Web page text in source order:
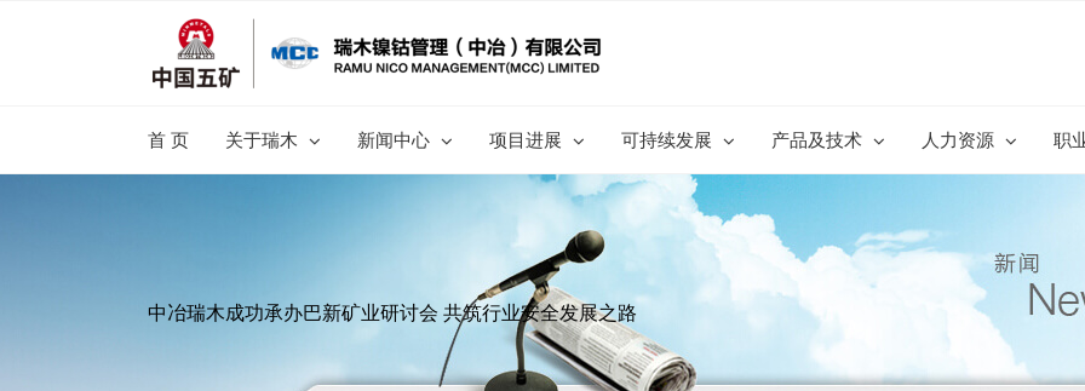
首 页 关于瑞木 新闻中心 项目进展 可持续发展 产品及技术 人力资源 职
中冶瑞木成功承办巴新矿业研讨会 共筑行业安全发展之路